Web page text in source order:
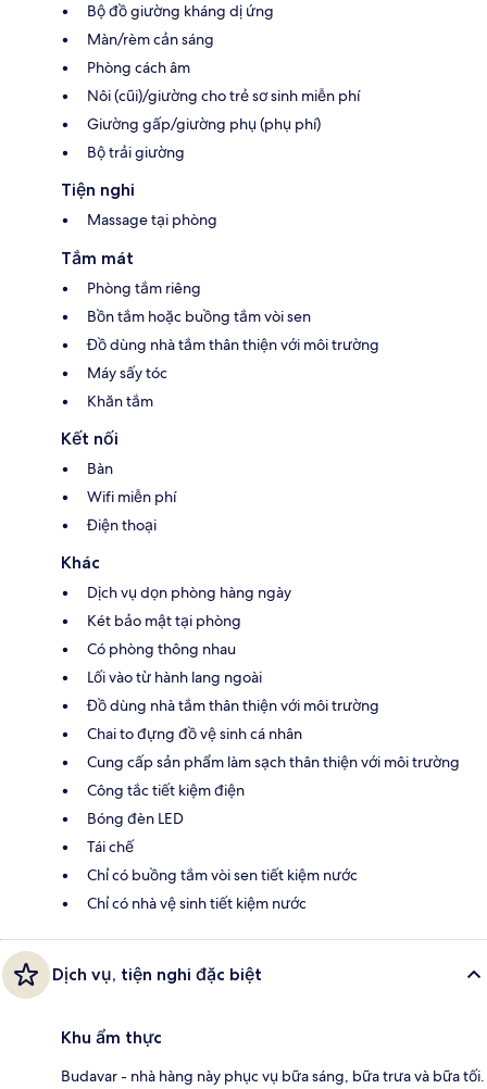
Bộ đồ giường kháng dị ứng
Màn/rèm cản sáng
Phòng cách âm
Nôi (cũi)/giường cho trẻ sơ sinh miễn phí
Giường gấp/giường phụ (phụ phí)
Bộ trải giường
Tiện nghi
Massage tại phòng
Tắm mát
Phòng tắm riêng
Bồn tắm hoặc buồng tắm vòi sen
Đồ dùng nhà tắm thân thiện với môi trường
Máy sấy tóc
Khăn tắm
Kết nối
Bàn
Wifi miễn phí
Điện thoại
Khác
Dịch vụ dọn phòng hàng ngày
Két bảo mật tại phòng
Có phòng thông nhau
Lối vào từ hành lang ngoài
Đồ dùng nhà tắm thân thiện với môi trường
Chai to đựng đồ vệ sinh cá nhân
Cung cấp sản phẩm làm sạch thân thiện với môi trường
Công tắc tiết kiệm điện
Bóng đèn LED
Tái chế
Chỉ có buồng tắm vòi sen tiết kiệm nước
Chỉ có nhà vệ sinh tiết kiệm nước
Dịch vụ, tiện nghi đặc biệt
Khu ẩm thực
Budavar - nhà hàng này phục vụ bữa sáng, bữa trưa và bữa tối.